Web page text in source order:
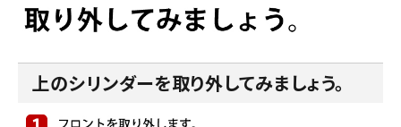
上のシリンダーを取り外してみましょう。